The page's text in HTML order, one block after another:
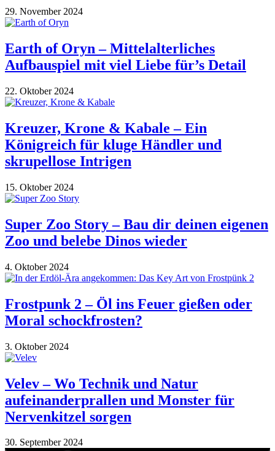
29. November 2024
Earth of Oryn – Mittelalterliches
Aufbauspiel mit viel Liebe für’s Detail
22. Oktober 2024
Kreuzer, Krone & Kabale – Ein
Königreich für kluge Händler und
skrupellose Intrigen
15. Oktober 2024
Super Zoo Story – Bau dir deinen eigenen
Zoo und belebe Dinos wieder
4. Oktober 2024
Frostpunk 2 – Öl ins Feuer gießen oder
Moral schockfrosten?
3. Oktober 2024
Velev – Wo Technik und Natur
aufeinanderprallen und Monster für
Nervenkitzel sorgen
30. September 2024